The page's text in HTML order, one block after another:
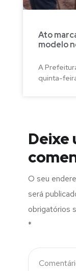
Ato
modelo
A
quinta-
Deixe
O seu
será
obrigatórios
*